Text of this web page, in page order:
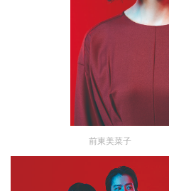
前東美菜子 撮